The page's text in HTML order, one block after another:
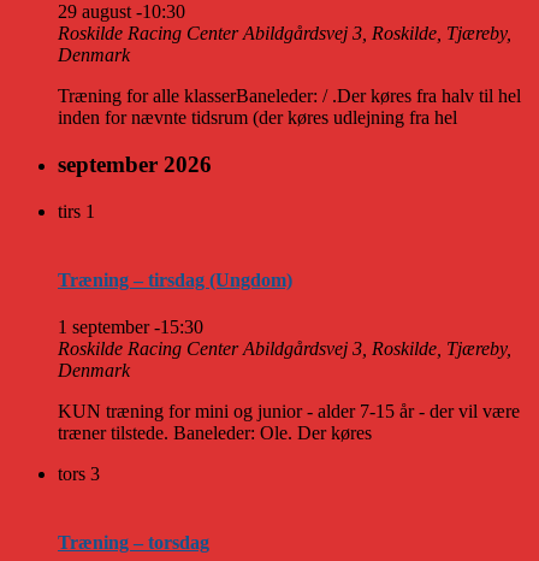
29 august -10:30
Roskilde Racing CenterAbildgårdsvej 3, Roskilde, Tjæreby,
Denmark
Træning for alle klasserBaneleder: / .Der køres fra halv til hel
inden for nævnte tidsrum (der køres udlejning fra hel
september 2026
tirs 1
Træning – tirsdag (Ungdom)
1 september -15:30
Roskilde Racing CenterAbildgårdsvej 3, Roskilde, Tjæreby,
Denmark
KUN træning for mini og junior - alder 7-15 år - der vil være
træner tilstede. Baneleder: Ole. Der køres
tors 3
Træning – torsdag